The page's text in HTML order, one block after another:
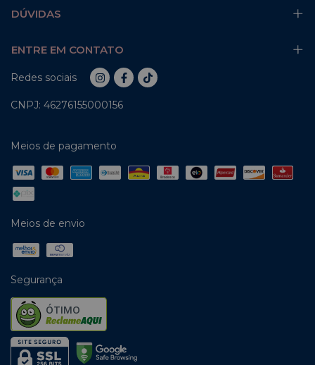
DÚVIDAS
ENTRE EM CONTATO
Redes sociais
CNPJ: 46276155000156
Meios de pagamento
Meios de envio
Segurança
ÓTIMO